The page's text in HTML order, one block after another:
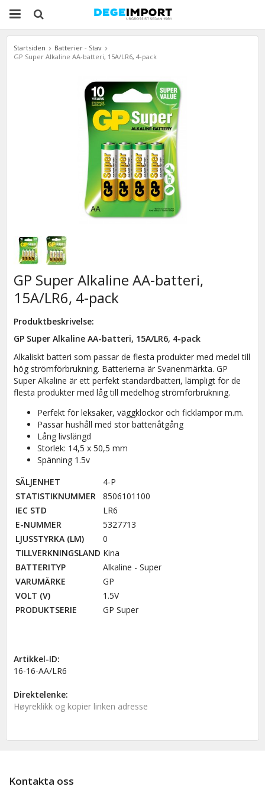
Startsiden
Batterier - Stav
GP Super Alkaline AA-batteri, 15A/LR6, 4-pack
GP Super Alkaline AA-batteri,
15A/LR6, 4-pack
Produktbeskrivelse:
GP Super Alkaline AA-batteri, 15A/LR6, 4-pack
Alkaliskt batteri som passar de flesta produkter med medel till
hög strömförbrukning. Batterierna är Svanenmärkta. GP
Super Alkaline är ett perfekt standardbatteri, lämpligt för de
flesta produkter med låg till medelhög strömförbrukning.
Perfekt för leksaker, väggklockor och ficklampor m.m.
Passar hushåll med stor batteriåtgång
Lång livslängd
Storlek: 14,5 x 50,5 mm
Spänning 1.5v
SÄLJENHET
4-P
STATISTIKNUMMER
8506101100
IEC STD
LR6
E-NUMMER
5327713
LJUSSTYRKA (LM)
0
TILLVERKNINGSLAND Kina
BATTERITYP
Alkaline - Super
VARUMÄRKE
GP
VOLT (V)
1.5V
PRODUKTSERIE
GP Super
Artikkel-ID:
16-16-AA/LR6
Direktelenke:
Høyreklikk og kopier linken adresse
Kontakta oss